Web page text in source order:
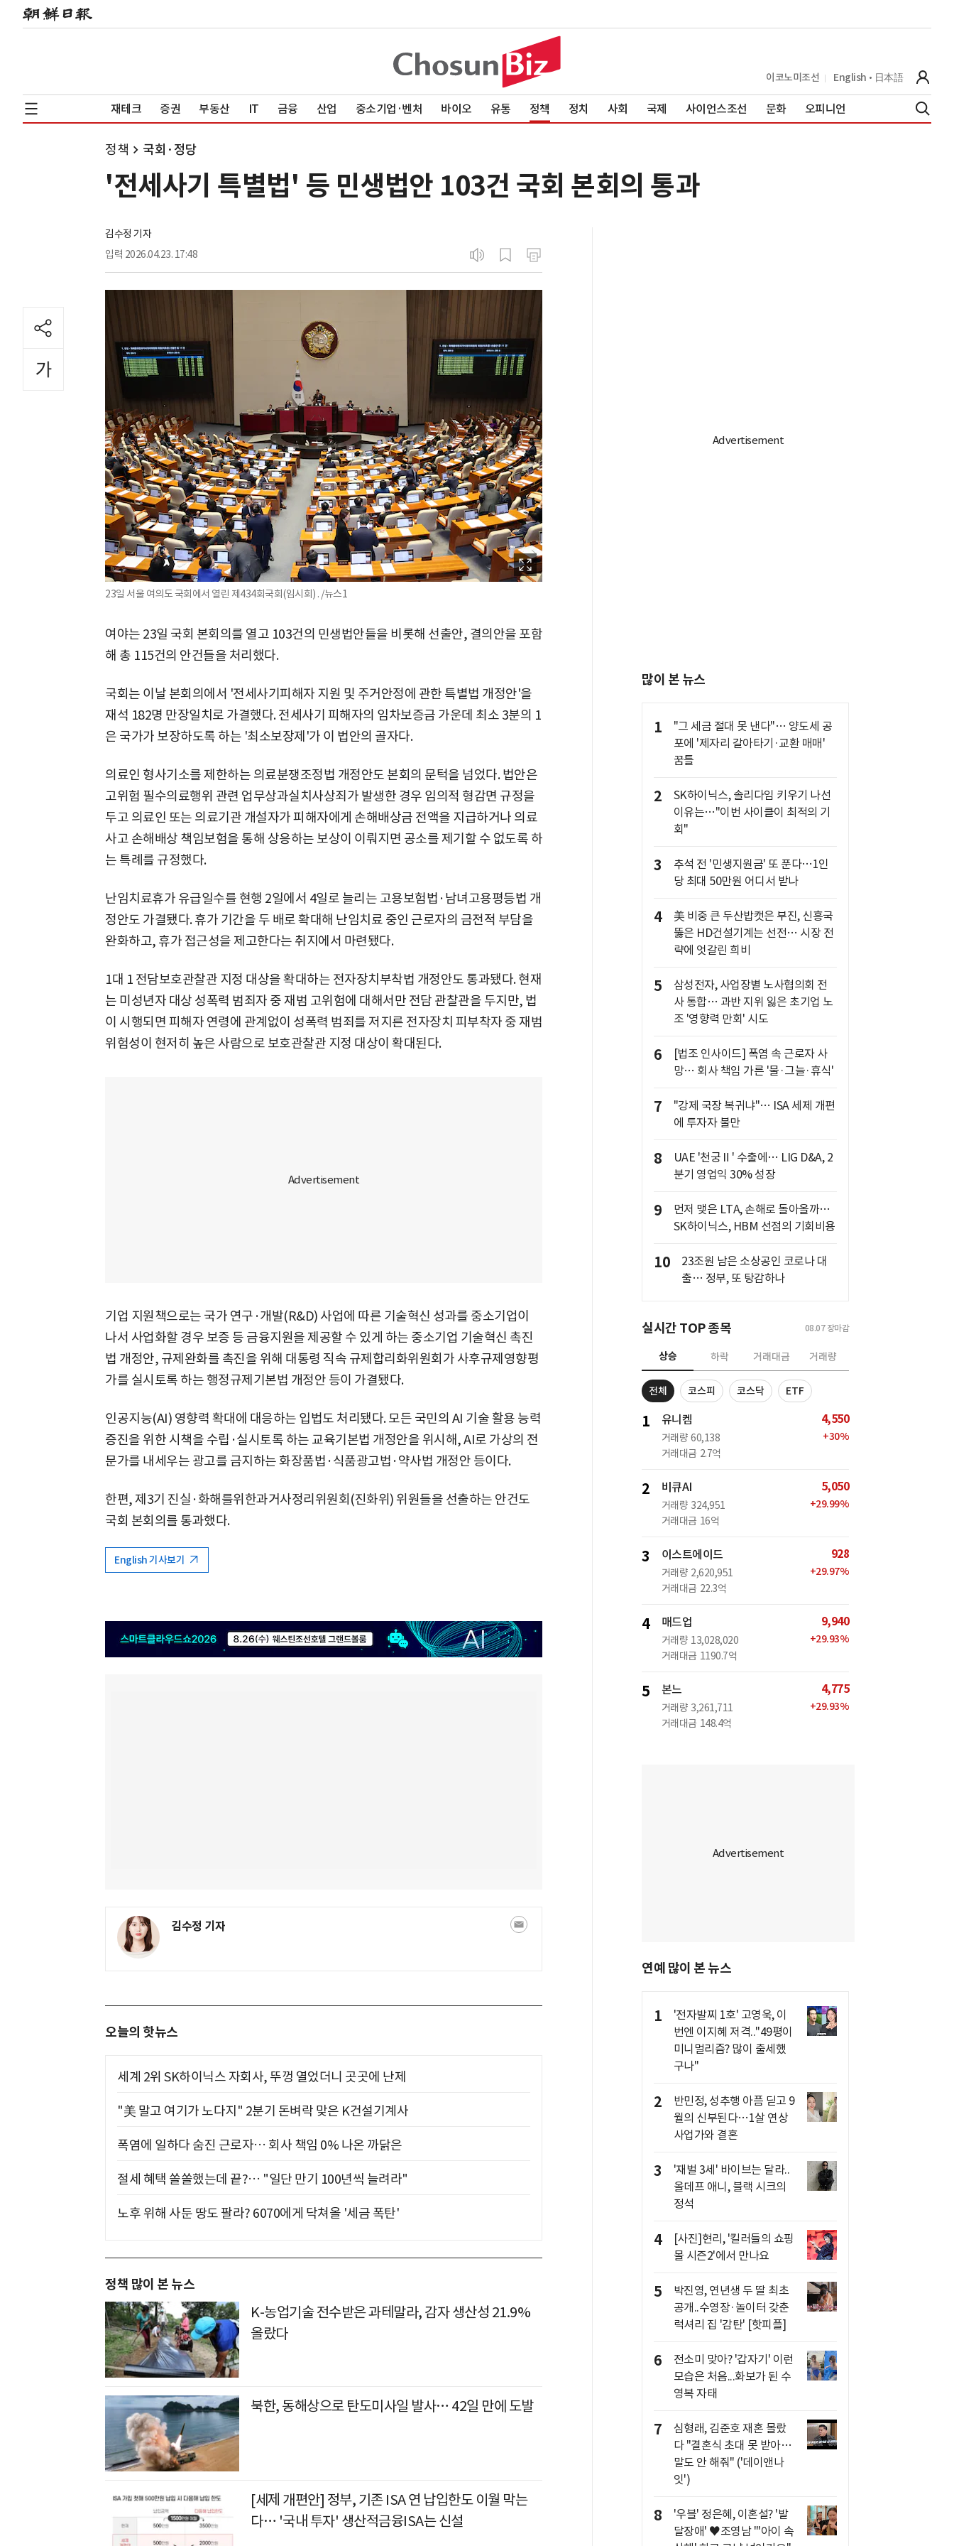
이코노미조선 English 日本語
재테크 증권 부동산 IT 금융 산업 중소기업·벤처 바이오 유통 정책 정치 사회 국제 사이언스조선 문화 오피니언
정책 국회·정당
'전세사기 특별법' 등 민생법안 103건 국회 본회의 통과
김수정 기자
입력 2026.04.23. 17:48
23일 서울 여의도 국회에서 열린 제434회국회(임시회) . /뉴스1
여야는 23일 국회 본회의를 열고 103건의 민생법안들을 비롯해 선출안, 결의안을 포함
해 총 115건의 안건들을 처리했다.
국회는 이날 본회의에서 '전세사기피해자 지원 및 주거안정에 관한 특별법 개정안'을
재석 182명 만장일치로 가결했다. 전세사기 피해자의 임차보증금 가운데 최소 3분의 1
은 국가가 보장하도록 하는 '최소보장제'가 이 법안의 골자다.
의료인 형사기소를 제한하는 의료분쟁조정법 개정안도 본회의 문턱을 넘었다. 법안은
고위험 필수의료행위 관련 업무상과실치사상죄가 발생한 경우 임의적 형감면 규정을
두고 의료인 또는 의료기관 개설자가 피해자에게 손해배상금 전액을 지급하거나 의료
사고 손해배상 책임보험을 통해 상응하는 보상이 이뤄지면 공소를 제기할 수 없도록 하
는 특례를 규정했다.
난임치료휴가 유급일수를 현행 2일에서 4일로 늘리는 고용보험법·남녀고용평등법 개
정안도 가결됐다. 휴가 기간을 두 배로 확대해 난임치료 중인 근로자의 금전적 부담을
완화하고, 휴가 접근성을 제고한다는 취지에서 마련됐다.
1대 1 전담보호관찰관 지정 대상을 확대하는 전자장치부착법 개정안도 통과됐다. 현재
는 미성년자 대상 성폭력 범죄자 중 재범 고위험에 대해서만 전담 관찰관을 두지만, 법
이 시행되면 피해자 연령에 관계없이 성폭력 범죄를 저지른 전자장치 피부착자 중 재범
위험성이 현저히 높은 사람으로 보호관찰관 지정 대상이 확대된다.
기업 지원책으로는 국가 연구·개발(R&D) 사업에 따른 기술혁신 성과를 중소기업이
나서 사업화할 경우 보증 등 금융지원을 제공할 수 있게 하는 중소기업 기술혁신 촉진
법 개정안, 규제완화를 촉진을 위해 대통령 직속 규제합리화위원회가 사후규제영향평
가를 실시토록 하는 행정규제기본법 개정안 등이 가결됐다.
인공지능(AI) 영향력 확대에 대응하는 입법도 처리됐다. 모든 국민의 AI 기술 활용 능력
증진을 위한 시책을 수립·실시토록 하는 교육기본법 개정안을 위시해, AI로 가상의 전
문가를 내세우는 광고를 금지하는 화장품법·식품광고법·약사법 개정안 등이다.
한편, 제3기 진실·화해를위한과거사정리위원회(진화위) 위원들을 선출하는 안건도
국회 본회의를 통과했다.
English 기사보기
김수정 기자
오늘의 핫뉴스
세계 2위 SK하이닉스 자회사, 뚜껑 열었더니 곳곳에 난제
"美 말고 여기가 노다지" 2분기 돈벼락 맞은 K건설기계사
폭염에 일하다 숨진 근로자… 회사 책임 0% 나온 까닭은
절세 혜택 쏠쏠했는데 끝?… "일단 만기 100년씩 늘려라"
노후 위해 사둔 땅도 팔라? 6070에게 닥쳐올 '세금 폭탄'
정책 많이 본 뉴스
K-농업기술 전수받은 과테말라, 감자 생산성 21.9%
올랐다
북한, 동해상으로 탄도미사일 발사… 42일 만에 도발
[세제 개편안] 정부, 기존 ISA 연 납입한도 이월 막는
다… '국내 투자' 생산적금융ISA는 신설
많이 본 뉴스
1
"그 세금 절대 못 낸다"… 양도세 공
포에 '제자리 갈아타기·교환 매매'
꿈틀
2
SK하이닉스, 솔리다임 키우기 나선
이유는…"이번 사이클이 최적의 기
회"
3
추석 전 '민생지원금' 또 푼다…1인
당 최대 50만원 어디서 받나
4
美 비중 큰 두산밥캣은 부진, 신흥국
뚫은 HD건설기계는 선전… 시장 전
략에 엇갈린 희비
5
삼성전자, 사업장별 노사협의회 전
사 통합… 과반 지위 잃은 초기업 노
조 '영향력 만회' 시도
6
[법조 인사이드] 폭염 속 근로자 사
망… 회사 책임 가른 '물·그늘·휴식'
7
"강제 국장 복귀냐"… ISA 세제 개편
에 투자자 불만
8
UAE '천궁Ⅱ' 수출에… LIG D&A, 2
분기 영업익 30% 성장
9
먼저 맺은 LTA, 손해로 돌아올까…
SK하이닉스, HBM 선점의 기회비용
10
23조원 남은 소상공인 코로나 대
출… 정부, 또 탕감하나
실시간 TOP 종목 08.07 장마감
상승 하락 거래대금 거래량
전체 코스피 코스닥 ETF
1 유니켐
거래량 60,138
거래대금 2.7억
4,550
+30%
2 비큐AI
거래량 324,951
거래대금 16억
5,050
+29.99%
3 이스트에이드
거래량 2,620,951
거래대금 22.3억
928
+29.97%
4 매드업
거래량 13,028,020
거래대금 1190.7억
9,940
+29.93%
5 본느
거래량 3,261,711
거래대금 148.4억
4,775
+29.93%
연예 많이 본 뉴스
1
'전자발찌 1호' 고영욱, 이
번엔 이지혜 저격.."49평이
미니멀리즘? 많이 출세했
구나"
2
반민정, 성추행 아픔 딛고 9
월의 신부된다…1살 연상
사업가와 결혼
3
'재벌 3세' 바이브는 달라..
올데프 애니, 블랙 시크의
정석
4
[사진]현리, '킬러들의 쇼핑
몰 시즌2'에서 만나요
5
박진영, 연년생 두 딸 최초
공개..수영장·놀이터 갖춘
럭셔리 집 '감탄' [핫피플]
6
전소미 맞아? '갑자기' 이런
모습은 처음...화보가 된 수
영복 자태
7
심형래, 김준호 재혼 몰랐
다 "결혼식 초대 못 받아…
말도 안 해줘" ('데이앤나
잇')
8
'우블' 정은혜, 이혼설? '발
달장애' ♥조영남 "'아이 속